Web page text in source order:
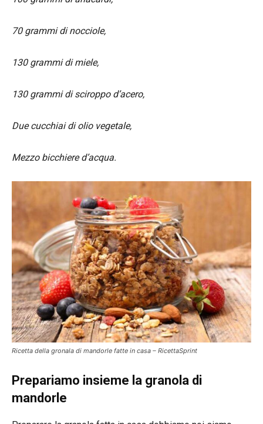
70 grammi di nocciole,
130 grammi di miele,
130 grammi di sciroppo d’acero,
Due cucchiai di olio vegetale,
Mezzo bicchiere d’acqua.
Ricetta della gronala di mandorle fatte in casa – RicettaSprint
Prepariamo insieme la granola di
mandorle